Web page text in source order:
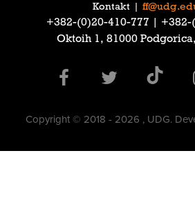
Kontakt
‎+382-(0)20-410-777‎ | ‎+382-
Oktoih 1, 81000
Copyright © 2018 - 2026 , UDG.